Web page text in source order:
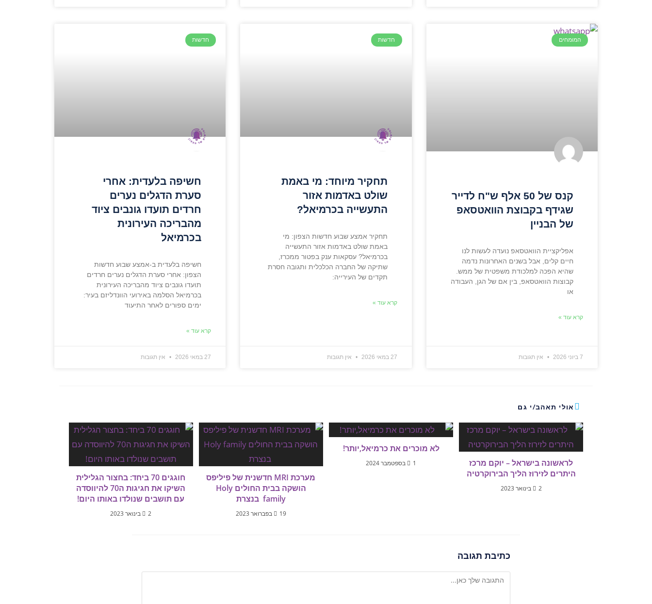
המומחים
קנס של 50 אלף ש"ח לדייר
שגידף בקבוצת הוואטסאפ
של הבניין
אפליקציית הוואטסאפ נועדה לעשות לנו
חיים קלים, אבל בשנים האחרונות נדמה
שהיא הפכה למלכודת משפטית של ממש.
קבוצות הוואטסאפ, בין אם של הגן, העבודה
או
קרא עוד »
7 ביוני 2026 אין תגובות
חדשות
תחקיר מיוחד: מי באמת
שולט באדמות אזור
התעשייה בכרמיאל?
תחקיר אמצע שבוע חדשות הצפון: מי
באמת שולט באדמות אזור התעשייה
בכרמיאל? עסקאות ענק בפטור ממכרז,
שתיקה של החברה הכלכלית ותגובה חסרת
תקדים של העירייה:
קרא עוד »
27 במאי 2026 אין תגובות
חדשות
חשיפה בלעדית: אחרי
סערת הדגלים נערים
חרדים תועדו גונבים ציוד
מהבריכה העירונית
בכרמיאל
חשיפה בלעדית ב-אמצע שבוע חדשות
הצפון: אחרי סערת הדגלים נערים חרדים
תועדו גונבים ציוד מהבריכה העירונית
בכרמיאל הסלמה באירועי הוונדליזם בעיר:
ימים ספורים לאחר התיעוד
קרא עוד »
27 במאי 2026 אין תגובות
אולי תאהב/י גם
חוגגים 70 ביחד: בחצור הגלילית
השיקו את חגיגות ה70 להיווסדה
עם תושבים שנולדו באותו היום!
2 בינואר 2023
מערכת MRI חדשנית של פיליפס
הושקה בבית החולים Holy
family בנצרת
19 בפברואר 2023
לא מוכרים את כרמיאל,יותר!
1 בספטמבר 2024
לראשונה בישראל – יוקם מרכז
היתרים לזירוז הליך הבירוקרטיה
2 בינואר 2023
כתיבת תגובה